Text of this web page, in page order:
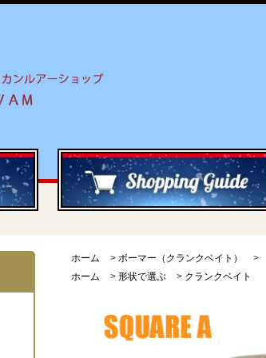
ホーム > ボーマー（クランクベイト） >
ホーム
> 形状で選ぶ > クランクベイト